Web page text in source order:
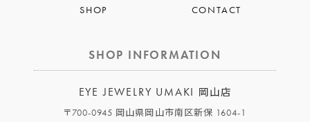
SHOP
CONTACT
SHOP INFORMATION
EYE JEWELRY UMAKI 岡山店
〒700-0945 岡山県岡山市南区新保 1604-1